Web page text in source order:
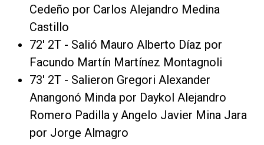
Cedeño por Carlos Alejandro Medina
Castillo
72' 2T - Salió Mauro Alberto Díaz por
Facundo Martín Martínez Montagnoli
73' 2T - Salieron Gregori Alexander
Anangonó Minda por Daykol Alejandro
Romero Padilla y Angelo Javier Mina Jara
por Jorge Almagro